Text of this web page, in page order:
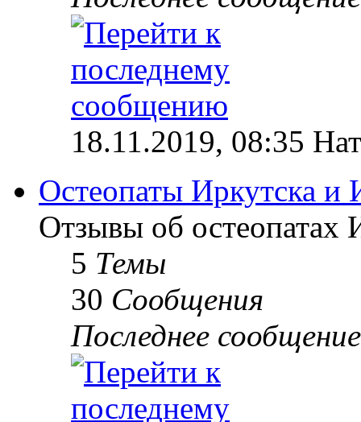
18.11.2019, 08:35
Остеопаты Иркутска и
Отзывы об остеопатах
5 Темы
30 Сообщения
Последнее сообщение